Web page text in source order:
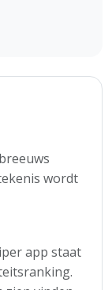
wordt
app staat